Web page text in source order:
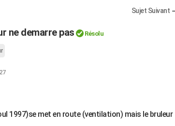
Sujet Suivant
ne demarre pas Résolu
1997)se met en route (ventilation) mais le bruleur